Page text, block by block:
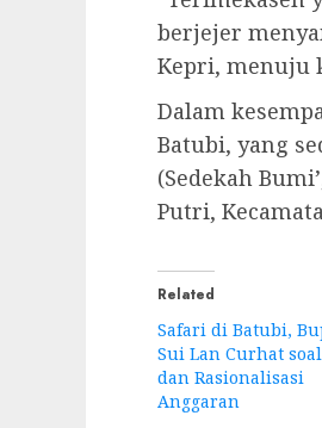
berjejer
Kepri, menuju
Dalam
Batubi, yang
(Sedekah
Putri,
Related
Safari di Batubi,
Sui Lan Curhat
dan Rasionalisasi
Anggaran